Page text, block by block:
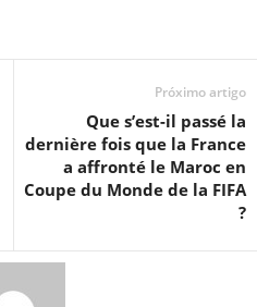
Próximo artigo
Que s’est-il passé la
dernière fois que la France
a affronté le Maroc en
Coupe du Monde de la FIFA
?